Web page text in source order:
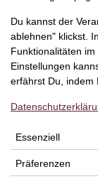
Du kannst der
ablehnen" klickst.
Funktionalitäten
Einstellungen
erfährst Du, indem
Essenziell
Präferenzen